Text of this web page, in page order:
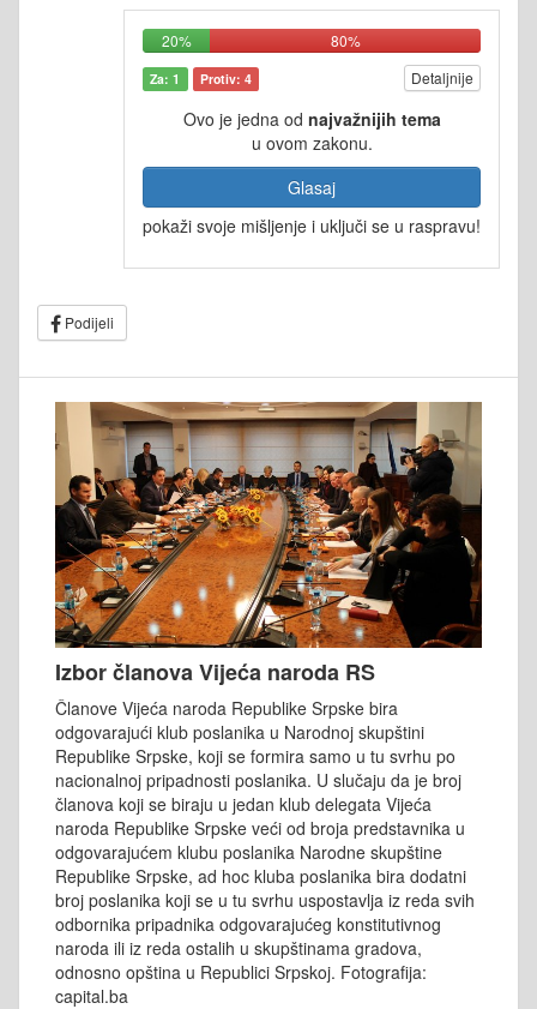
20% 80%
Za: 1 Protiv: 4 Detaljnije
Ovo je jedna od najvažnijih tema
u ovom zakonu.
Glasaj
pokaži svoje mišljenje i uključi se u raspravu!
Podijeli
Izbor članova Vijeća naroda RS
Članove Vijeća naroda Republike Srpske bira
odgovarajući klub poslanika u Narodnoj skupštini
Republike Srpske, koji se formira samo u tu svrhu po
nacionalnoj pripadnosti poslanika. U slučaju da je broj
članova koji se biraju u jedan klub delegata Vijeća
naroda Republike Srpske veći od broja predstavnika u
odgovarajućem klubu poslanika Narodne skupštine
Republike Srpske, ad hoc kluba poslanika bira dodatni
broj poslanika koji se u tu svrhu uspostavlja iz reda svih
odbornika pripadnika odgovarajućeg konstitutivnog
naroda ili iz reda ostalih u skupštinama gradova,
odnosno opština u Republici Srpskoj. Fotografija:
capital.ba